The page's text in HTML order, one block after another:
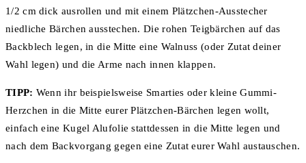
1/2 cm dick ausrollen und mit einem Plätzchen-Ausstecher
niedliche Bärchen ausstechen. Die rohen Teigbärchen auf das
Backblech legen, in die Mitte eine Walnuss (oder Zutat deiner
Wahl legen) und die Arme nach innen klappen.
TIPP: Wenn ihr beispielsweise Smarties oder kleine Gummi-
Herzchen in die Mitte eurer Plätzchen-Bärchen legen wollt,
einfach eine Kugel Alufolie stattdessen in die Mitte legen und
nach dem Backvorgang gegen eine Zutat eurer Wahl austauschen.